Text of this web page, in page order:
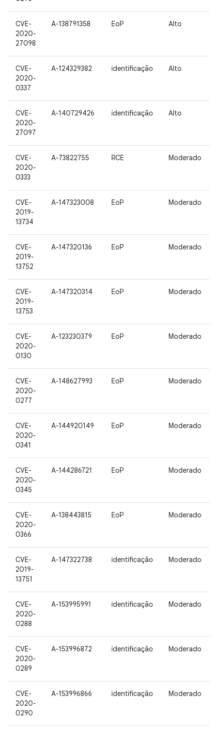
CVE-
2020-
27098
A-138791358 EoP Alto
CVE-
2020-
0337
A-124329382 identificação Alto
CVE-
2020-
27097
A-140729426 identificação Alto
CVE-
2020-
0333
A-73822755 RCE Moderado
CVE-
2019-
13734
A-147323008 EoP Moderado
CVE-
2019-
13752
A-147320136 EoP Moderado
CVE-
2019-
13753
A-147320314 EoP Moderado
CVE-
2020-
0130
A-123230379 EoP Moderado
CVE-
2020-
0277
A-148627993 EoP Moderado
CVE-
2020-
0341
A-144920149 EoP Moderado
CVE-
2020-
0345
A-144286721 EoP Moderado
CVE-
2020-
0366
A-138443815 EoP Moderado
CVE-
2019-
13751
A-147322738 identificação Moderado
CVE-
2020-
0288
A-153995991 identificação Moderado
CVE-
2020-
0289
A-153996872 identificação Moderado
CVE-
2020-
0290
A-153996866 identificação Moderado